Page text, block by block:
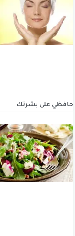
حافظي على بشرتك